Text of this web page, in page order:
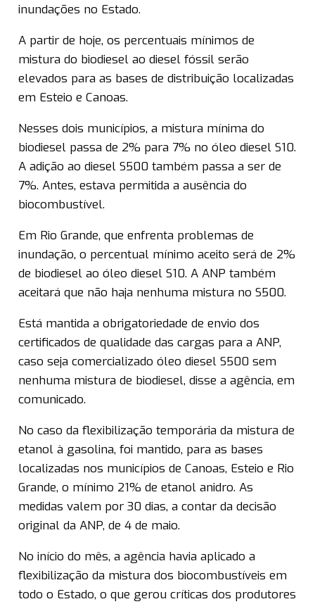
inundações no Estado.
A partir de hoje, os percentuais mínimos de
mistura do biodiesel ao diesel fóssil serão
elevados para as bases de distribuição localizadas
em Esteio e Canoas.
Nesses dois municípios, a mistura mínima do
biodiesel passa de 2% para 7% no óleo diesel S10.
A adição ao diesel S500 também passa a ser de
7%. Antes, estava permitida a ausência do
biocombustível.
Em Rio Grande, que enfrenta problemas de
inundação, o percentual mínimo aceito será de 2%
de biodiesel ao óleo diesel S10. A ANP também
aceitará que não haja nenhuma mistura no S500.
Está mantida a obrigatoriedade de envio dos
certificados de qualidade das cargas para a ANP,
caso seja comercializado óleo diesel S500 sem
nenhuma mistura de biodiesel, disse a agência, em
comunicado.
No caso da flexibilização temporária da mistura de
etanol à gasolina, foi mantido, para as bases
localizadas nos municípios de Canoas, Esteio e Rio
Grande, o mínimo 21% de etanol anidro. As
medidas valem por 30 dias, a contar da decisão
original da ANP, de 4 de maio.
No início do mês, a agência havia aplicado a
flexibilização da mistura dos biocombustíveis em
todo o Estado, o que gerou críticas dos produtores